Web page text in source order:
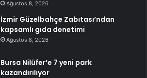
Ağustos 8, 2026
İzmir Güzelbahçe Zabıtası’ndan
kapsamlı gıda denetimi
Ağustos 8, 2026
Bursa Nilüfer’e 7 yeni park
kazandırılıyor